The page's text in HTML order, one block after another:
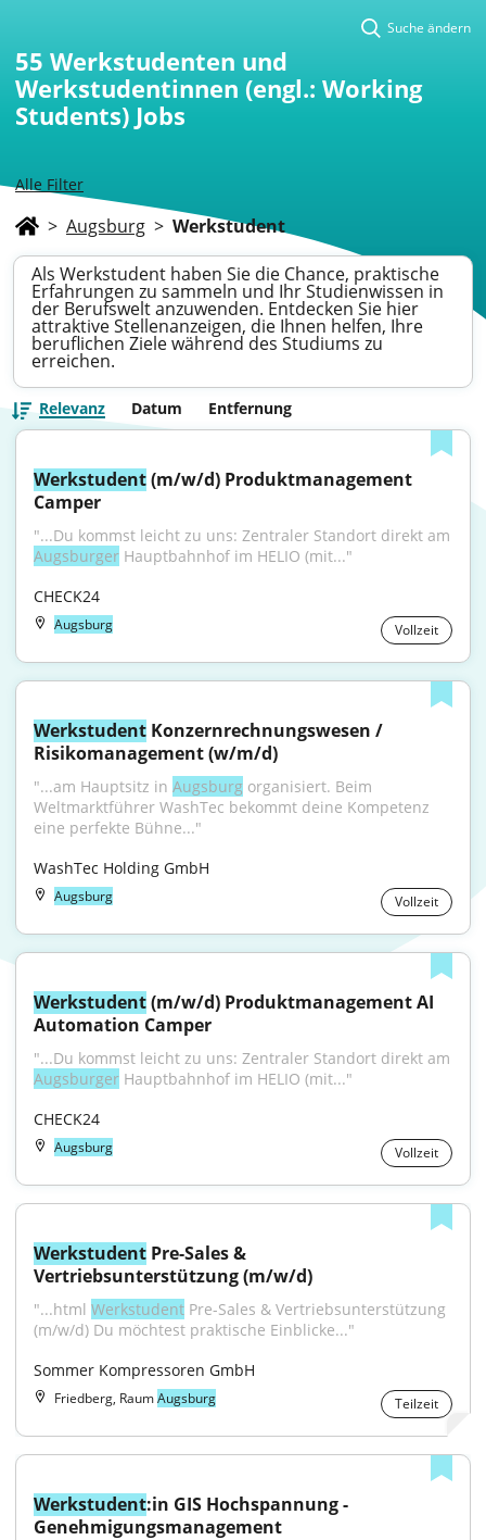
Alle Filter
Suche ändern
55 Werkstudenten und
Werkstudentinnen (engl.: Working
Students) Jobs
> Augsburg > Werkstudent
Als Werkstudent haben Sie die Chance, praktische
Erfahrungen zu sammeln und Ihr Studienwissen in
der Berufswelt anzuwenden. Entdecken Sie hier
attraktive Stellenanzeigen, die Ihnen helfen, Ihre
beruflichen Ziele während des Studiums zu
erreichen.
Relevanz Datum Entfernung
Werkstudent (m/w/d) Produktmanagement
Camper
Augsburger Hauptbahnhof im HELIO (mit..."
CHECK24
Augsburg Vollzeit
Werkstudent Konzernrechnungswesen /
Risikomanagement (w/m/d)
"...am Hauptsitz in Augsburg organisiert. Beim
Weltmarktführer WashTec bekommt deine Kompetenz
eine perfekte Bühne..."
WashTec Holding GmbH
Augsburg Vollzeit
Werkstudent (m/w/d) Produktmanagement AI
Automation Camper
Augsburger Hauptbahnhof im HELIO (mit..."
CHECK24
Augsburg Vollzeit
Werkstudent Pre-Sales &
Vertriebsunterstützung (m/w/d)
"...html Werkstudent Pre-Sales & Vertriebsunterstützung
(m/w/d) Du möchtest praktische Einblicke..."
Sommer Kompressoren GmbH
Friedberg, RaumAugsburg Teilzeit
Werkstudent:in GIS Hochspannung -
Genehmigungsmanagement